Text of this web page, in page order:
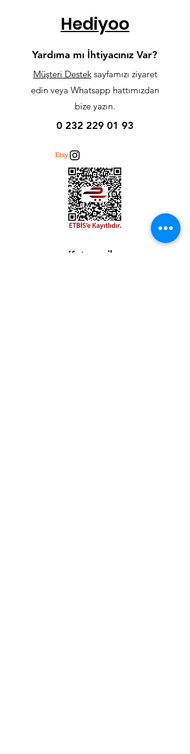
Hediyoo
Yardıma mı İhtiyacınız Var?
Müşteri Desteksayfamızı ziyaret
edin veya Whatsapp hattımızdan
bize yazın.
0 232 229 01 93
Kategoriler